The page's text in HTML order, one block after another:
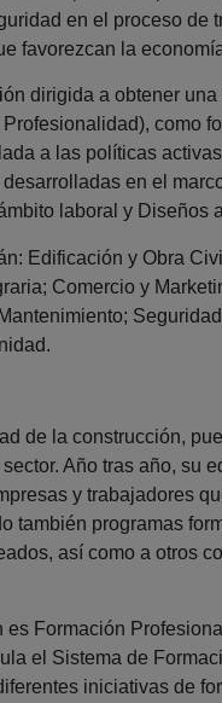
en el proceso de
favorezcan la
dirigida a obtener
como
a las políticas
en el
laboral y Diseños
Edificación y Obra
Comercio y
de la construcción,
Año tras año, su
y trabajadores
también programas
así como a otros
Formación
el Sistema de
iniciativas de